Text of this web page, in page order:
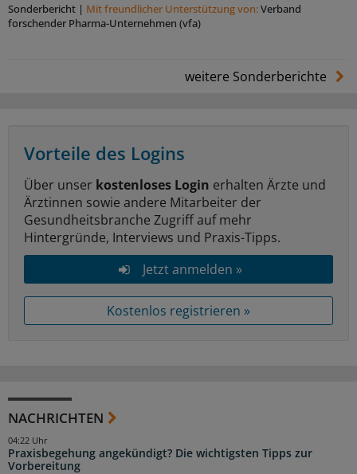
Sonderbericht | Mit freundlicher Unterstützung von:Verband
forschender Pharma-Unternehmen (vfa)
weitere Sonderberichte
Vorteile des Logins
Über unser kostenloses Login erhalten Ärzte und
Ärztinnen sowie andere Mitarbeiter der
Gesundheitsbranche Zugriff auf mehr
Hintergründe, Interviews und Praxis-Tipps.
Jetzt anmelden »
Kostenlos registrieren »
NACHRICHTEN
Praxisbegehung angekündigt? Die wichtigsten Tipps zur
Vorbereitung
04:22 Uhr